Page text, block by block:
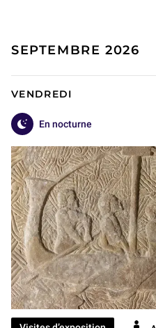
SEPTEMBRE 2026
VENDREDI
En nocturne